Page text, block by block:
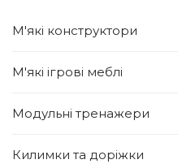
М'які конструктори
М'які ігрові меблі
Модульні тренажери
Килимки та доріжки